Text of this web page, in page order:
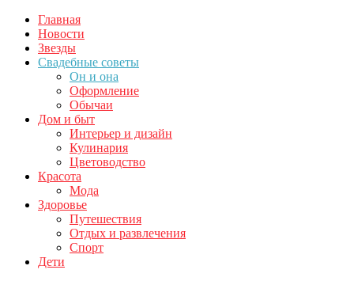
Главная
Новости
Звезды
Свадебные советы
Он и она
Оформление
Обычаи
Дом и быт
Интерьер и дизайн
Кулинария
Цветоводство
Красота
Мода
Здоровье
Путешествия
Отдых и развлечения
Спорт
Дети